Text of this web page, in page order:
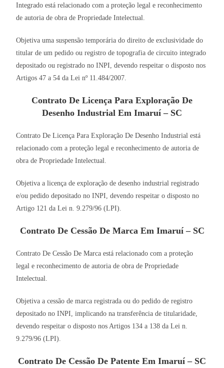
Integrado está relacionado com a proteção legal e reconhecimento
de autoria de obra de Propriedade Intelectual.
Objetiva uma suspensão temporária do direito de exclusividade do
titular de um pedido ou registro de topografia de circuito integrado
depositado ou registrado no INPI, devendo respeitar o disposto nos
Artigos 47 a 54 da Lei nº 11.484/2007.
Contrato De Licença Para Exploração De
Desenho Industrial Em Imaruí – SC
Contrato De Licença Para Exploração De Desenho Industrial está
relacionado com a proteção legal e reconhecimento de autoria de
obra de Propriedade Intelectual.
Objetiva a licença de exploração de desenho industrial registrado
e/ou pedido depositado no INPI, devendo respeitar o disposto no
Artigo 121 da Lei n. 9.279/96 (LPI).
Contrato De Cessão De Marca Em Imaruí – SC
Contrato De Cessão De Marca está relacionado com a proteção
legal e reconhecimento de autoria de obra de Propriedade
Intelectual.
Objetiva a cessão de marca registrada ou do pedido de registro
depositado no INPI, implicando na transferência de titularidade,
devendo respeitar o disposto nos Artigos 134 a 138 da Lei n.
9.279/96 (LPI).
Contrato De Cessão De Patente Em Imaruí – SC